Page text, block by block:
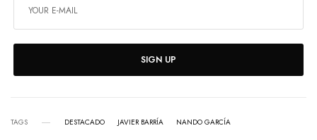
SIGN UP
TAGS DESTACADO JAVIER BARRÍA NANDO GARCÍA